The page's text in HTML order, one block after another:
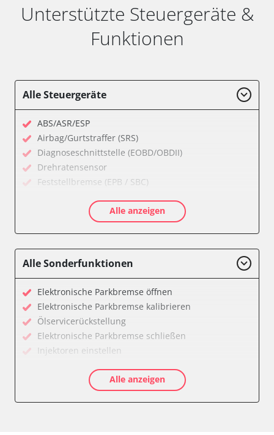
Unterstützte Steuergeräte &
Funktionen
Alle Steuergeräte
ABS/ASR/ESP
Airbag/Gurtstraffer (SRS)
Diagnoseschnittstelle (EOBD/OBDII)
Drehratensensor
Feststellbremse (EPB / SBC)
Informationsanzeige
Radio
Telefon-/Notruf-System
Wegfahrsperre
Zentralelektronik
Verfügbarkeit abhängig von Modell, Motorisierung, Ausstattung
Alle anzeigen
Alle Sonderfunktionen
Elektronische Parkbremse öffnen
Elektronische Parkbremse kalibrieren
Ölservicerückstellung
Elektronische Parkbremse schließen
Injektoren einstellen
Verfügbarkeit abhängig von Modell, Motorisierung, Ausstattung
Alle anzeigen